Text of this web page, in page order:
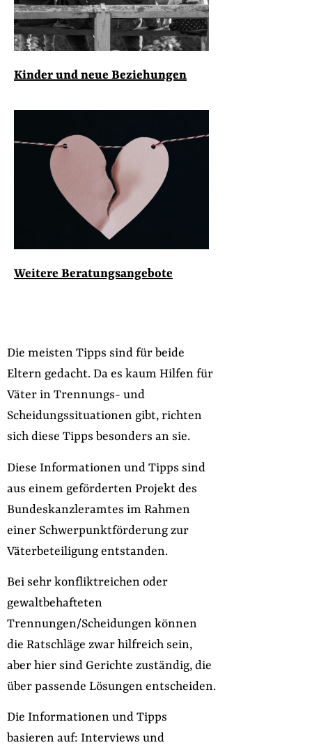
Kinder und neue Beziehungen
Weitere Beratungsangebote
Die meisten Tipps sind für beide
Eltern gedacht. Da es kaum Hilfen für
Väter in Trennungs- und
Scheidungssituationen gibt, richten
sich diese Tipps besonders an sie.
Diese Informationen und Tipps sind
aus einem geförderten Projekt des
Bundeskanzleramtes im Rahmen
einer Schwerpunktförderung zur
Väterbeteiligung entstanden.
Bei sehr konfliktreichen oder
gewaltbehafteten
Trennungen/Scheidungen können
die Ratschläge zwar hilfreich sein,
aber hier sind Gerichte zuständig, die
über passende Lösungen entscheiden.
Die Informationen und Tipps
basieren auf: Interviews und